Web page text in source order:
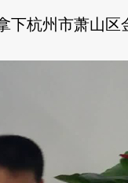
下杭州市萧山区